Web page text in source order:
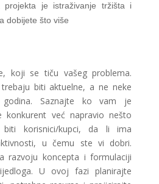
projekta je istraživanje tržišta i
dobijete što više
koji se tiču vašeg problema.
biti aktuelne, a ne neke
Saznajte ko vam je
konkurent već napravio nešto
korisnici/kupci, da li ima
u čemu ste vi dobri.
razvoju koncepta i formulaciji
U ovoj fazi planirajte